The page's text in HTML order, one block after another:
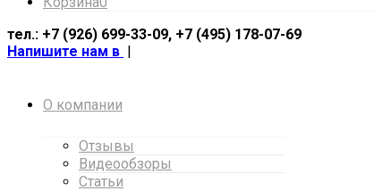
тел.: +7 (926) 699-33-09, +7 (495) 178-07-69
Напишите нам в |
О компании
Отзывы
Видеообзоры
Статьи